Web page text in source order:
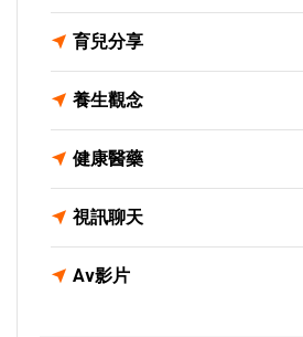
育兒分享
養生觀念
健康醫藥
視訊聊天
Av影片